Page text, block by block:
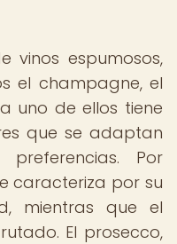
vinos espumosos,
el champagne, el
uno de ellos tiene
que se adaptan
Por
caracteriza por su
mientras que el
El prosecco,